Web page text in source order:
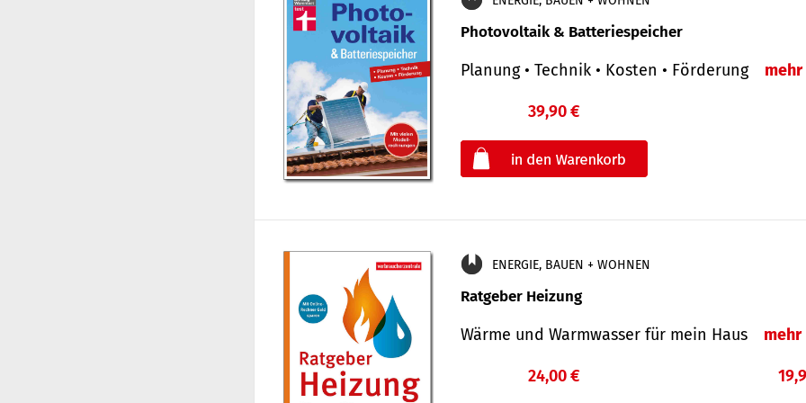
Photovoltaik & Batteriespeicher
Planung • Technik • Kosten • Förderung mehr
39,90 €
ENERGIE, BAUEN + WOHNEN
Ratgeber Heizung
Wärme und Warmwasser für mein Haus mehr
24,00 €